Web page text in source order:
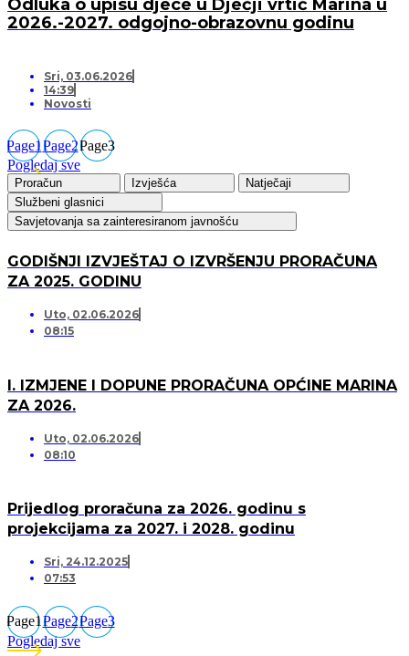
Odluka o upisu djece u Dječji vrtić Marina u
2026.-2027. odgojno-obrazovnu godinu
Sri, 03.06.2026
14:39
Novosti
Page1Page2Page3
Pogledaj sve
Proračun Izvješća
Natječaji
Službeni glasnici
Savjetovanja sa zainteresiranom javnošću
GODIŠNJI IZVJEŠTAJ O IZVRŠENJU PRORAČUNA
ZA 2025. GODINU
Uto, 02.06.2026
08:15
I. IZMJENE I DOPUNE PRORAČUNA OPĆINE MARINA
ZA 2026.
Uto, 02.06.2026
08:10
Prijedlog proračuna za 2026. godinu s
projekcijama za 2027. i 2028. godinu
Sri, 24.12.2025
07:53
Page1Page2Page3
Pogledaj sve